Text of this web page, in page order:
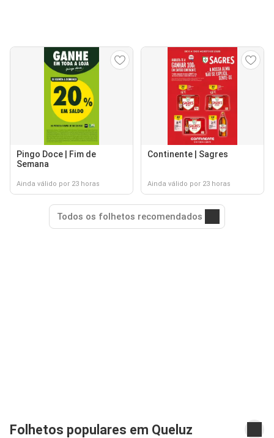
Pingo Doce | Fim de
Semana
Ainda válido por 23 horas
Continente | Sagres
Ainda válido por 23 horas
Todos os folhetos recomendados
Folhetos populares em Queluz